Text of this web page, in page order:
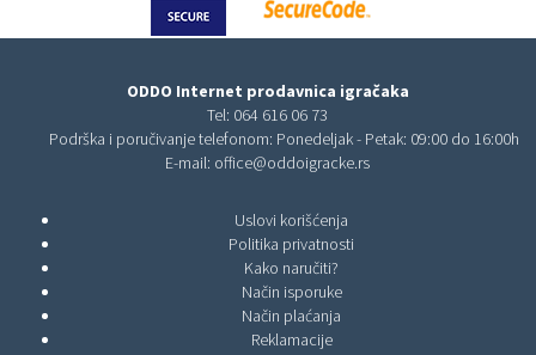
ODDO Internet prodavnica igračaka
Tel: 064 616 06 73
Podrška i poručivanje telefonom: Ponedeljak - Petak: 09:00 do 16:00h
E-mail: office@oddoigracke.rs
Uslovi korišćenja
Politika privatnosti
Kako naručiti?
Način isporuke
Način plaćanja
Reklamacije